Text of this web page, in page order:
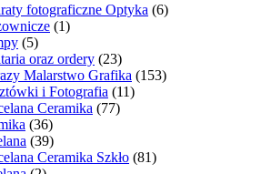
fotograficzne Optyka (6)
(1)
(5)
oraz ordery (23)
Malarstwo Grafika (153)
i Fotografia (11)
Ceramika (77)
(36)
(39)
Ceramika Szkło (81)